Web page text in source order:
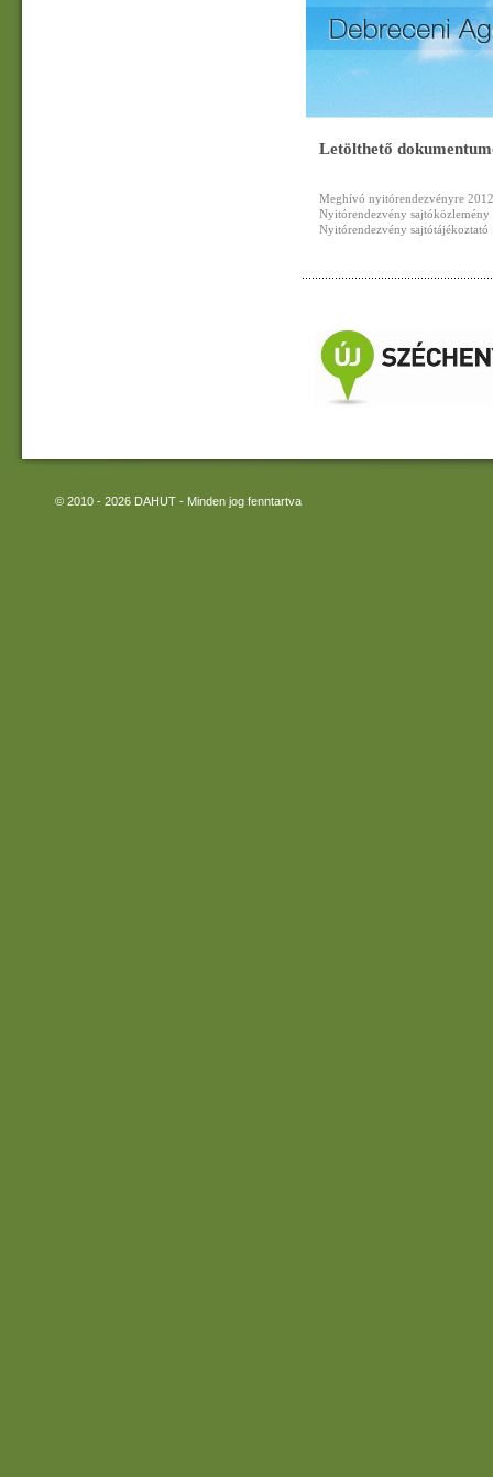
Letölthető
Meghívó nyitórendezvényre 2012
Nyitórendezvény sajtóközlemény
Nyitórendezvény sajtótájékoztató
© 2010 - 2026 DAHUT - Minden jog fenntartva